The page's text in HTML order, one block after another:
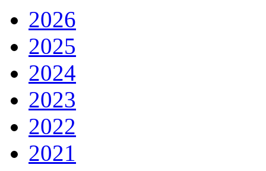
2026
2025
2024
2023
2022
2021